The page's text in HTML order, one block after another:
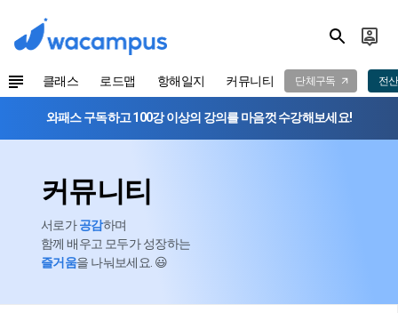
클래스 로드맵 항해일지 커뮤니티 단체구독 전
와패스 구독하고 100강 이상의 강의를 마음껏 수강해보세요!
커뮤니티
서로가공감하며
함께 배우고 모두가 성장하는
즐거움을 나눠보세요. 😃